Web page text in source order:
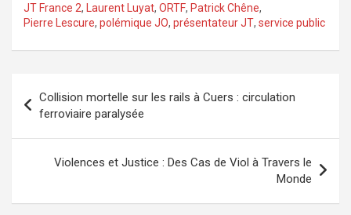
JT France 2, Laurent Luyat, ORTF, Patrick Chêne,
Pierre Lescure, polémique JO, présentateur JT, service public
de
l’article
Collision mortelle sur les rails à Cuers : circulation
ferroviaire paralysée
Violences et Justice : Des Cas de Viol à Travers le
Monde